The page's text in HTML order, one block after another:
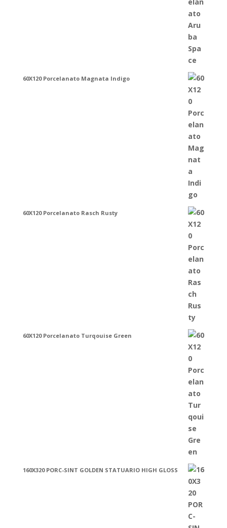
60X120 Porcelanato Magnata Indigo
60X120 Porcelanato Rasch Rusty
60X120 Porcelanato Turqouise Green
160X320 PORC-SINT GOLDEN STATUARIO HIGH GLOSS